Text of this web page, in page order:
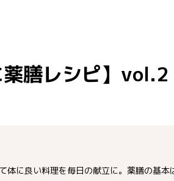
薬膳レシピ】
体に良い料理を毎日の献立に。薬膳の基